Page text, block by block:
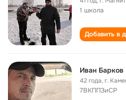
1 школа
Добавить в
Иван Барков
42 года,г.
7ВКППЗиСР